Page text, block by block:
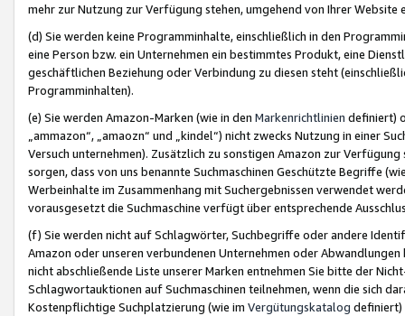
mehr zur Nutzung zur Verfügung stehen, umgehend von Ihrer
(d) Sie werden keine Programminhalte, einschließlich in den
eine Person bzw. ein Unternehmen ein bestimmtes Produkt, eine
geschäftlichen Beziehung oder Verbindung zu diesen steht
Programminhalten).
(e) Sie werden Amazon-Marken (wie in den Markenrichtlinien definiert)
„ammazon“, „amaozn“ und „kindel“) nicht zwecks Nutzung in einer
Versuch unternehmen). Zusätzlich zu sonstigen Amazon zur
sorgen, dass von uns benannte Suchmaschinen Geschützte Begriffe
Werbeinhalte im Zusammenhang mit Suchergebnissen verwendet
vorausgesetzt die Suchmaschine verfügt über entsprechende
(f) Sie werden nicht auf Schlagwörter, Suchbegriffe oder andere
Amazon oder unseren verbundenen Unternehmen oder
nicht abschließende Liste unserer Marken entnehmen Sie bitte der
Schlagwortauktionen auf Suchmaschinen teilnehmen, wenn die sich
Kostenpflichtige Suchplatzierung (wie im Vergütungskatalog definiert)